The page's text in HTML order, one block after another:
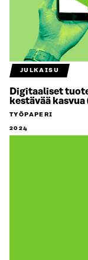
JULKAISU
Digitaaliset
kestävää
TYÖPAPERI
2024